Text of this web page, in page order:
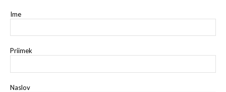
Ime
Priimek
Naslov